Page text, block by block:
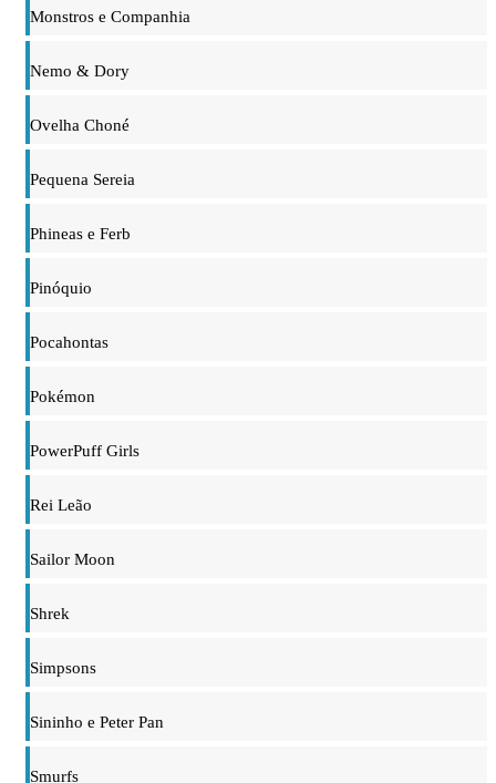
Monstros e Companhia
Nemo & Dory
Ovelha Choné
Pequena Sereia
Phineas e Ferb
Pinóquio
Pocahontas
Pokémon
PowerPuff Girls
Rei Leão
Sailor Moon
Shrek
Simpsons
Sininho e Peter Pan
Smurfs